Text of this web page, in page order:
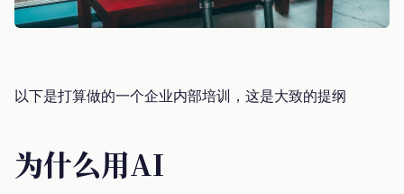
以下是打算做的一个企业内部培训，这是大致的提纲
为什么用AI